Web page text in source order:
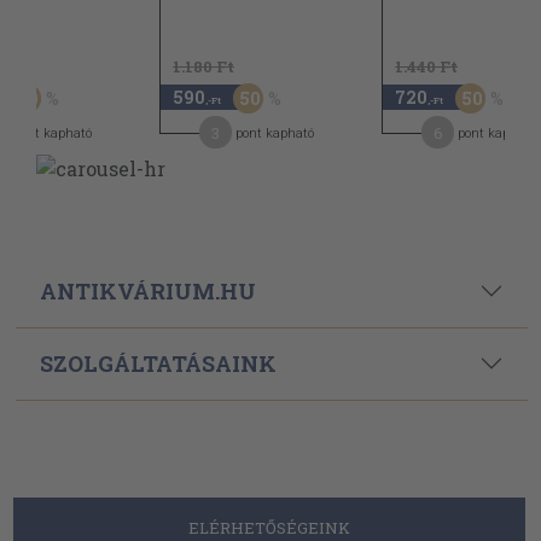
50
pont kapható
1.180 Ft
590 ,-Ft 50
pont kapható
1.440 Ft
720 ,-Ft 50
pont kapható
ANTIKVÁRIUM.HU
SZOLGÁLTATÁSAINK
ELÉRHETŐSÉGEINK